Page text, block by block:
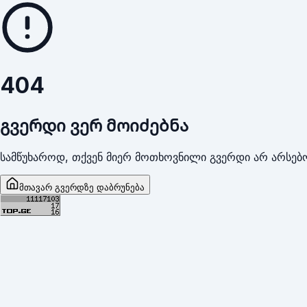
404
გვერდი ვერ მოიძებნა
სამწუხაროდ, თქვენ მიერ მოთხოვნილი გვერდი არ
მთავარ გვერდზე დაბრუნება